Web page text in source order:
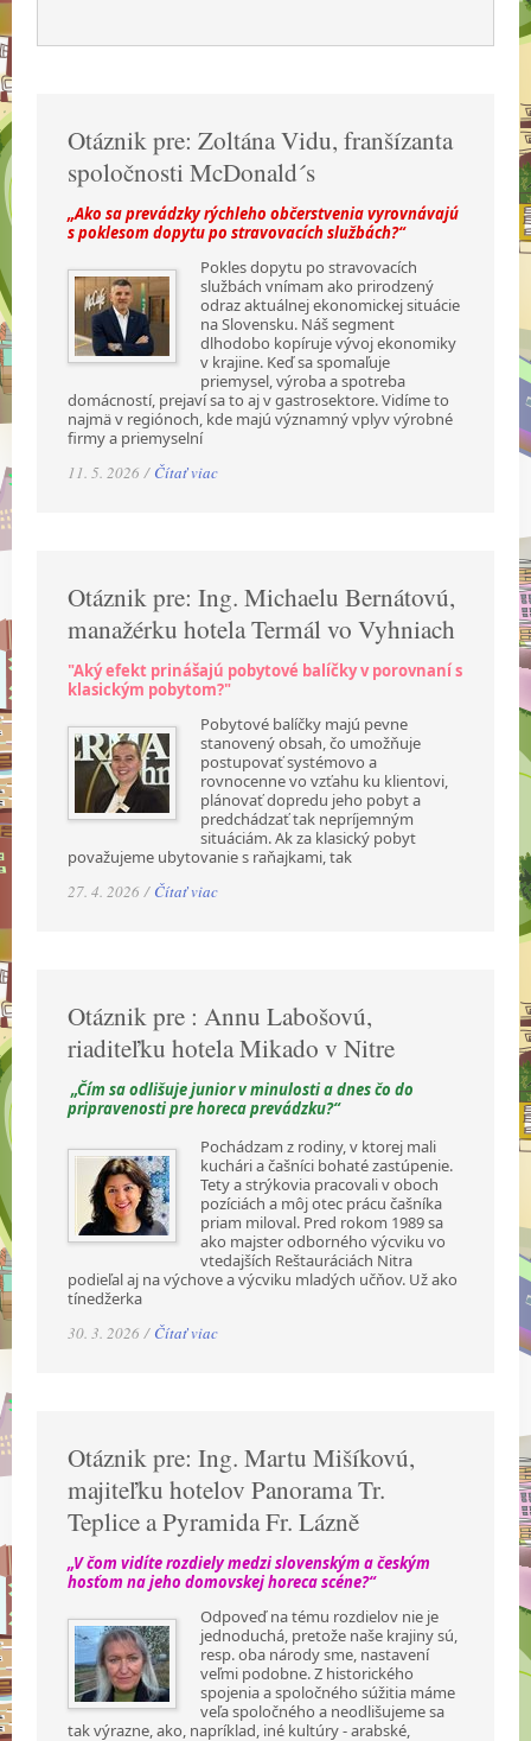
Otáznik pre: Zoltána Vidu, franšízanta
spoločnosti McDonald´s
„Ako sa prevádzky rýchleho občerstvenia vyrovnávajú
s poklesom dopytu po stravovacích službách?“
Pokles dopytu po stravovacích
službách vnímam ako prirodzený
odraz aktuálnej ekonomickej situácie
na Slovensku. Náš segment
dlhodobo kopíruje vývoj ekonomiky
v krajine. Keď sa spomaľuje
priemysel, výroba a spotreba
domácností, prejaví sa to aj v gastrosektore. Vidíme to
najmä v regiónoch, kde majú významný vplyv výrobné
firmy a priemyselní
11. 5. 2026 / Čítať viac
Otáznik pre: Ing. Michaelu Bernátovú,
manažérku hotela Termál vo Vyhniach
"Aký efekt prinášajú pobytové balíčky v porovnaní s
klasickým pobytom?"
Pobytové balíčky majú pevne
stanovený obsah, čo umožňuje
postupovať systémovo a
rovnocenne vo vzťahu ku klientovi,
plánovať dopredu jeho pobyt a
predchádzať tak nepríjemným
situáciám. Ak za klasický pobyt
považujeme ubytovanie s raňajkami, tak
27. 4. 2026 / Čítať viac
Otáznik pre : Annu Labošovú,
riaditeľku hotela Mikado v Nitre
„Čím sa odlišuje junior v minulosti a dnes čo do
pripravenosti pre horeca prevádzku?“
Pochádzam z rodiny, v ktorej mali
kuchári a čašníci bohaté zastúpenie.
Tety a strýkovia pracovali v oboch
pozíciách a môj otec prácu čašníka
priam miloval. Pred rokom 1989 sa
ako majster odborného výcviku vo
vtedajších Reštauráciách Nitra
podieľal aj na výchove a výcviku mladých učňov. Už ako
tínedžerka
30. 3. 2026 / Čítať viac
Otáznik pre: Ing. Martu Mišíkovú,
majiteľku hotelov Panorama Tr.
Teplice a Pyramida Fr. Lázně
„V čom vidíte rozdiely medzi slovenským a českým
hosťom na jeho domovskej horeca scéne?“
Odpoveď na tému rozdielov nie je
jednoduchá, pretože naše krajiny sú,
resp. oba národy sme, nastavení
veľmi podobne. Z historického
spojenia a spoločného súžitia máme
veľa spoločného a neodlišujeme sa
tak výrazne, ako, napríklad, iné kultúry - arabské,